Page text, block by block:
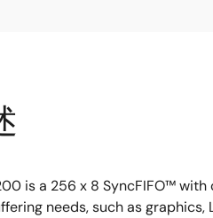
is a 256 x 8 SyncFIFO™
needs, such as